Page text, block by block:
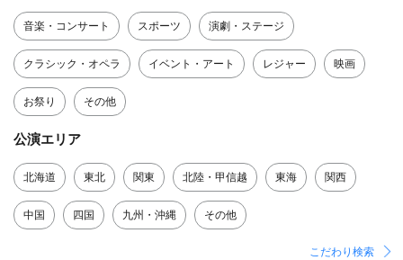
音楽・コンサート スポーツ 演劇・ステージ
クラシック・オペラ イベント・アート レジャー 映画
お祭り その他
公演エリア
北海道 東北 関東 北陸・甲信越 東海 関西
中国 四国 九州・沖縄 その他
こだわり検索